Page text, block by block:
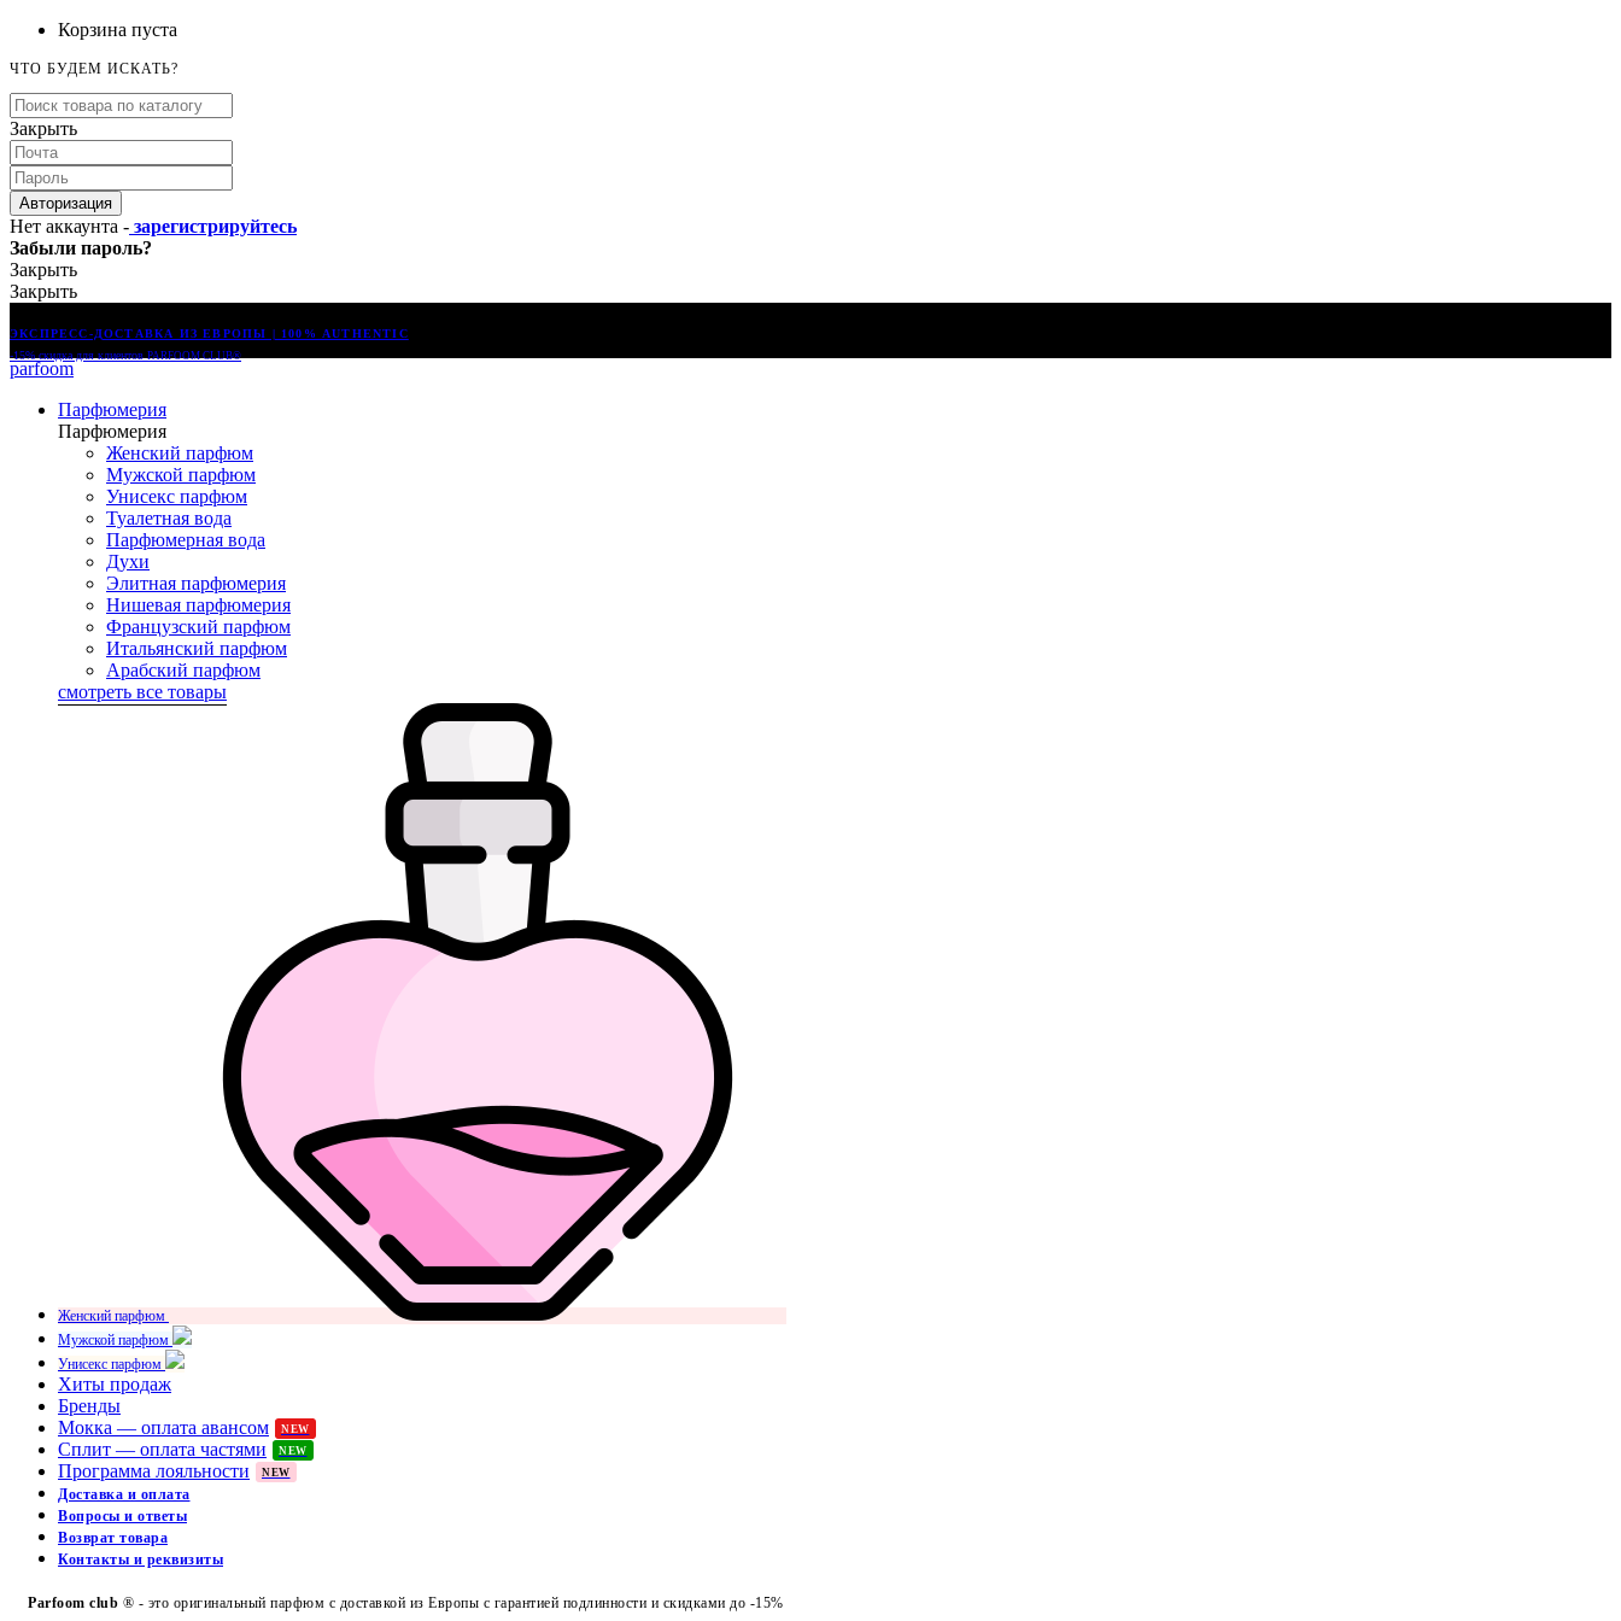
Корзина пуста
ЧТО БУДЕМ ИСКАТЬ?
Закрыть
Авторизация
Нет аккаунта - зарегистрируйтесь
Забыли пароль?
Закрыть
Закрыть
ЭКСПРЕСС-ДОСТАВКА ИЗ ЕВРОПЫ | 100% AUTHENTIC
-15% скидка для клиентов PARFOOM CLUB®
parfoom
Парфюмерия
Парфюмерия
Женский парфюм
Мужской парфюм
Унисекс парфюм
Туалетная вода
Парфюмерная вода
Духи
Элитная парфюмерия
Нишевая парфюмерия
Французский парфюм
Итальянский парфюм
Арабский парфюм
смотреть все товары
Женский парфюм
Мужской парфюм
Унисекс парфюм
Хиты продаж
Бренды
Мокка — оплата авансом
NEW
Сплит — оплата частями NEW
Программа лояльности NEW
Доставка и оплата
Вопросы и ответы
Возврат товара
Контакты и реквизиты
Parfoom club ® - это оригинальный парфюм с доставкой из Европы с гарантией подлинности и скидками до -15%